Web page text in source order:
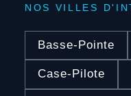
NOS VILLES
Basse-Pointe
Case-Pilote